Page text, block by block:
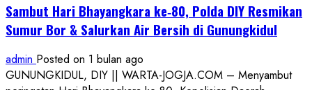
Naik
Pangkat,
Pelayanan
Prima
Sambut Hari Bhayangkara ke‑80, Polda DIY Resmikan
Sumur Bor & Salurkan Air Bersih di Gunungkidul
admin Posted on 1 bulan ago
GUNUNGKIDUL, DIY || WARTA-JOGJA.COM – Menyambut